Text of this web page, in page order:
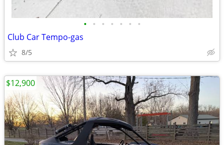
• • • • • • •
Club Car Tempo-gas
8/5
$12,900